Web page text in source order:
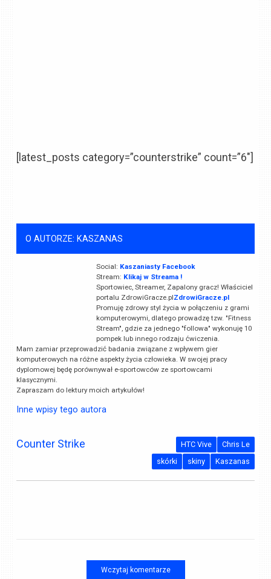
[latest_posts category=”counterstrike” count=”6″]
O AUTORZE: KASZANAS
Social: Kaszaniasty Facebook
Stream: Klikaj w Streama !
Sportowiec, Streamer, Zapalony gracz! Właściciel
portalu ZdrowiGracze.plZdrowiGracze.pl
Promuję zdrowy styl życia w połączeniu z grami
komputerowymi, dlatego prowadzę tzw. "Fitness
Stream", gdzie za jednego "followa" wykonuję 10
pompek lub innego rodzaju ćwiczenia.
Mam zamiar przeprowadzić badania związane z wpływem gier
komputerowych na różne aspekty życia człowieka. W swojej pracy
dyplomowej będę porównywał e-sportowców ze sportowcami
klasycznymi.
Zapraszam do lektury moich artykułów!
Inne wpisy tego autora
Counter Strike Chris Le
HTC Vive
Kaszanas
skiny
skórki
Wczytaj komentarze